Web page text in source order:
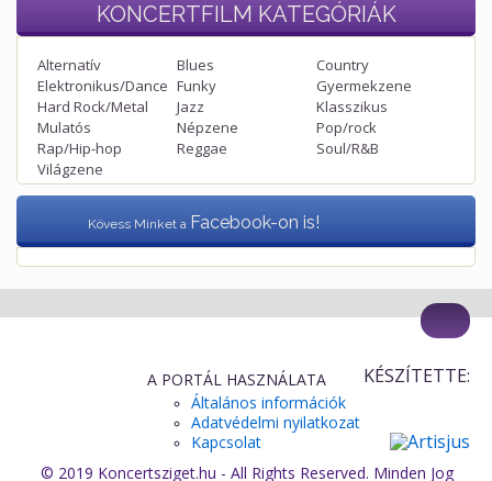
KONCERTFILM KATEGÓRIÁK
Alternatív Blues
Country
Elektronikus/Dance Funky
Gyermekzene
Hard Rock/Metal
Jazz
Klasszikus
Mulatós
Népzene
Pop/rock
Rap/Hip-hop
Reggae
Soul/R&B
Világzene
Kövess Minket a Facebook-on is!
© 2019 Koncertsziget.hu - All Rights Reserved. Minden Jog
A PORTÁL HASZNÁLATA
Általános információk
Adatvédelmi nyilatkozat
Kapcsolat
KÉSZÍTETTE: